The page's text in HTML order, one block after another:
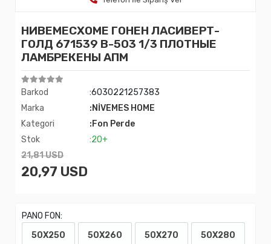
НИВЕМЕСХОМЕ ГОНЕН ЛАСИВЕРТ-
ГОЛД 671539 В-503 1/3 ПЛОТНЫЕ
ЛАМБРЕКЕНЫ АПМ
Barkod
:6030221257383
Marka
:NİVEMES HOME
Kategori
:Fon Perde
Stok
:20+
21,81 USD
20,97 USD
PANO FON:
50X250
50X260 50X270 50X280